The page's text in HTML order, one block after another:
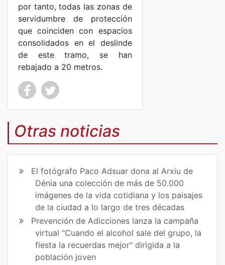
por tanto, todas las zonas de
servidumbre de protección
que coinciden con espacios
consolidados en el deslinde
de este tramo, se han
rebajado a 20 metros.
Co
mp
art
en
Fa
ce
bo
ok
Co
mp
art
ir
en
Tw
itt
er
Otras noticias
El fotógrafo Paco Adsuar dona al Arxiu de
Dénia una colección de más de 50.000
imágenes de la vida cotidiana y los paisajes
de la ciudad a lo largo de tres décadas
Prevención de Adicciones lanza la campaña
virtual "Cuando el alcohol sale del grupo, la
fiesta la recuerdas mejor" dirigida a la
población joven